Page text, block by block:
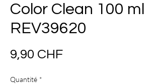
Color Clean 100 ml
REV39620
9,90 CHFPrix
Quantité *